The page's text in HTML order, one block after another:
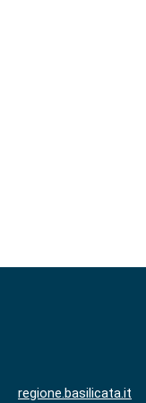
regione.basilicata.it